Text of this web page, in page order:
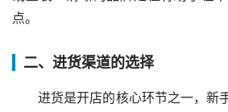
点。
二、进货渠道的选择
进货是开店的核心环节之一，新